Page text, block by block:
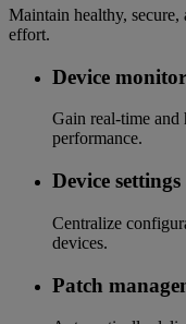
Maintain healthy,
effort.
Device
Gain real-time
performance.
Device
Centralize
devices.
Patch